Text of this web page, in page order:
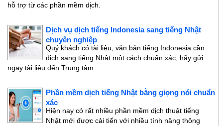
hỗ trợ từ các phần mềm dịch.
Dịch vụ dịch tiếng Indonesia sang tiếng Nhật
chuyên nghiệp
Quý khách có tài liệu, văn bản tiếng Indonesia cần
dịch sang tiếng Nhật một cách chuẩn xác, hãy gửi
ngay tài liệu đến Trung tâm
Phần mềm dịch tiếng Nhật bằng giọng nói chuẩn
xác
Hiện nay có rất nhiều phần mềm dịch thuật tiếng
Nhật mới được cải tiến với nhiều tính năng thông